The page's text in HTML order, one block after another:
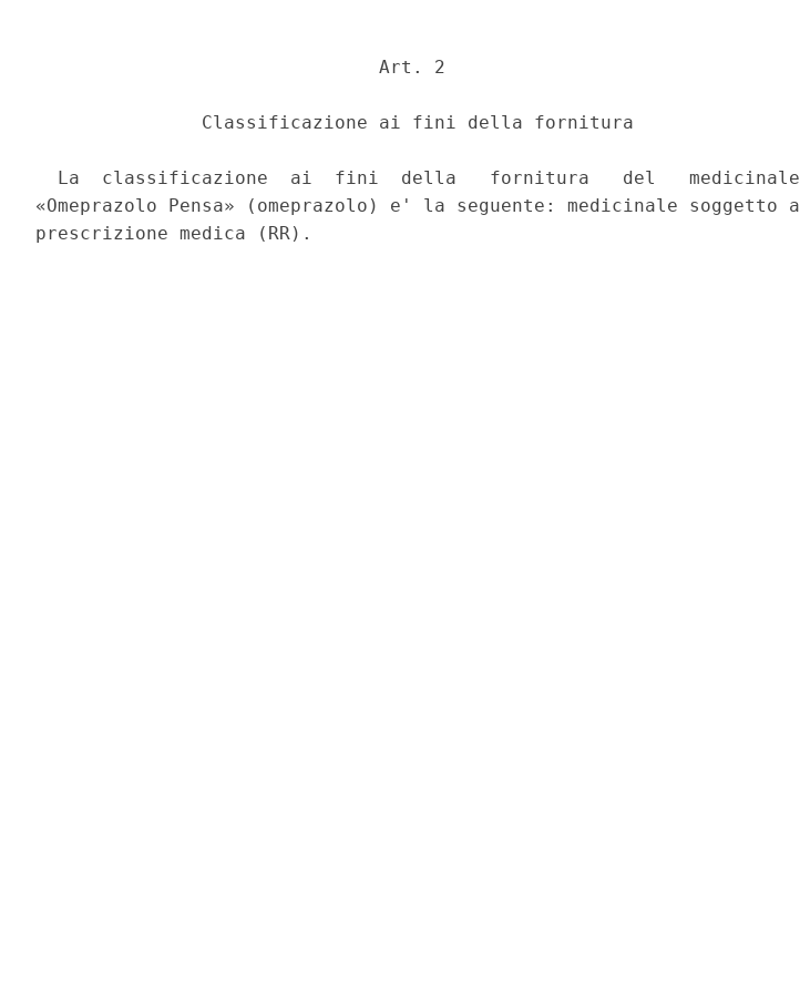
                               Art. 2
               Classificazione ai fini della fornitura
  La  classificazione  ai  fini  della   fornitura   del   medicinale
«Omeprazolo Pensa» (omeprazolo) e' la seguente: medicinale soggetto a